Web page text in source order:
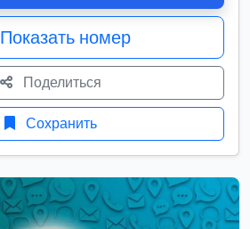
Показать номер
Поделиться
Сохранить